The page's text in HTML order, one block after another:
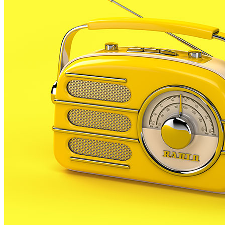
D’aquesta manera Osorio es presentarà per 3a
vegada al capdavant dels ecosocialistes. Segons els
estatuts del partit serà l’última que podrà ser cap de
llista per aquesta formació.
El present mandat és el segon en el que Osorio és
regidor al consistori palafollenc, després que ICV-
EUiA aconseguís representació a les eleccions del
2007. En el primer mandat es va mantenir a l’oposició,
però després dels últims comicis municipals va pactar
amb el PSC entrar al govern, un pacte que va oferir
estabilitat al govern local, ja que li permetia sumar